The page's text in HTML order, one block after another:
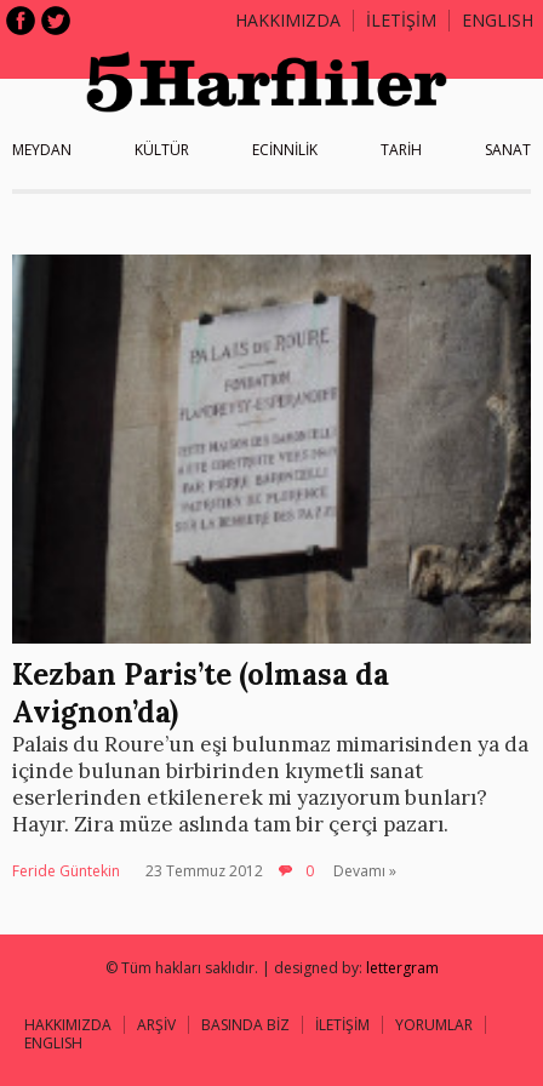
HAKKIMIZDA İLETİŞİM ENGLISH
MEYDAN KÜLTÜR ECİNNİLİK TARİH SANAT
Kezban Paris’te (olmasa da
Avignon’da)
Palais du Roure’un eşi bulunmaz mimarisinden ya da
içinde bulunan birbirinden kıymetli sanat
eserlerinden etkilenerek mi yazıyorum bunları?
Hayır. Zira müze aslında tam bir çerçi pazarı.
Feride Güntekin 23 Temmuz 2012 0 Devamı »
© Tüm hakları saklıdır. | designed by: lettergram
HAKKIMIZDA ARŞİV BASINDA BİZ İLETİŞİM
YORUMLAR
ENGLISH